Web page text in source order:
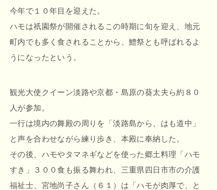
今年で１０年目を迎えた。
ハモは祇園祭が開催されるこの時期に旬を迎え、地元
町内でも多く食されることから、鱧祭とも呼ばれるよ
うになったという。
観光大使クイーン淡路や京都・島原の葵太夫ら約８０
人が参加。
一行は境内の舞殿の周りを「淡路島から、はも道中」
と声を合わせながら練り歩き、本殿に奉納した。
その後、ハモやタマネギなどを使った郷土料理「ハモ
すき」３００食も振る舞われ、三重県四日市市の介護
福祉士、宮地尚子さん（６１）は「ハモが肉厚で、と